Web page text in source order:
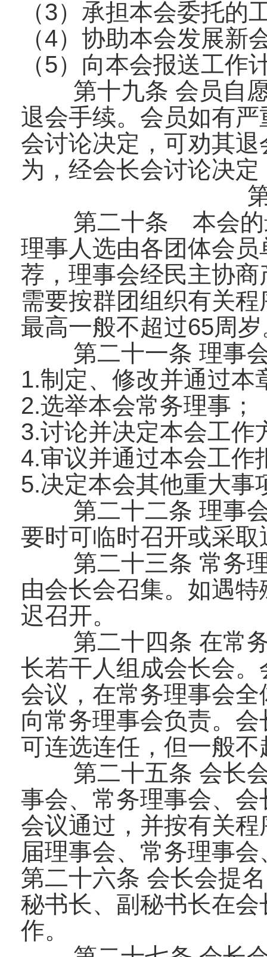
（3）承担本会委托的
（4）协助本会发展新
（5）向本会报送工作
第十九条 会员自
退会手续。会员如有
会讨论决定，可劝其
为，经会长会讨论决
第二十条 本会的
理事人选由各团体会
荐，理事会经民主协
需要按群团组织有关
最高一般不超过65周
第二十一条 理事
1.制定、修改并通过本
2.选举本会常务理事；
3.讨论并决定本会工作
4.审议并通过本会工作
5.决定本会其他重大事
第二十二条 理事
要时可临时召开或采
第二十三条 常务
由会长会召集。如遇
迟召开。
第二十四条 在常
长若干人组成会长会
会议，在常务理事会
向常务理事会负责。
可连选连任，但一般不
第二十五条 会长
事会、常务理事会、
会议通过，并按有关
届理事会、常务理事
第二十六条 会长会提
秘书长、副秘书长在
作。